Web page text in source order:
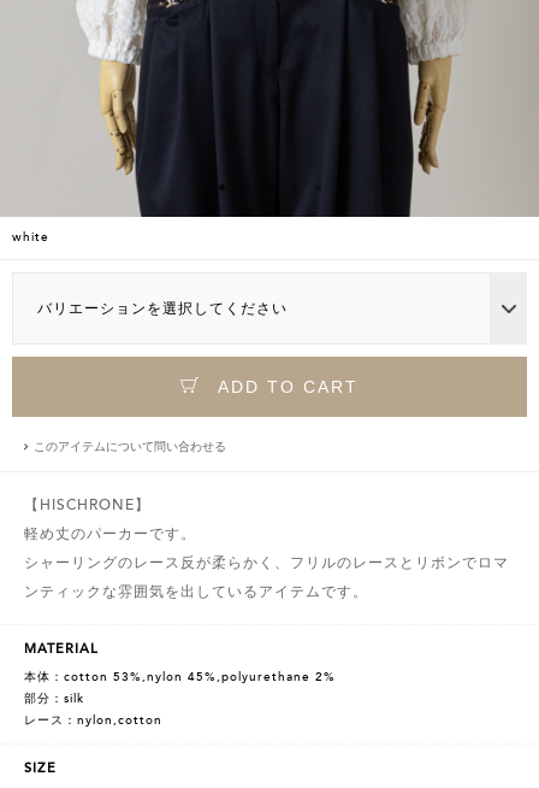
white
バリエーションを選択してください
ADD TO CART
このアイテムについて問い合わせる
【HISCHRONE】
軽め丈のパーカーです。
シャーリングのレース反が柔らかく、フリルのレースとリボンでロマ
ンティックな雰囲気を出しているアイテムです。
MATERIAL
本体：cotton 53%,nylon 45%,polyurethane 2%
部分：silk
レース：nylon,cotton
SIZE